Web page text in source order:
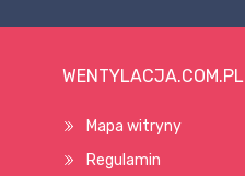
WENTYLACJA.COM.PL
Mapa witryny
Regulamin